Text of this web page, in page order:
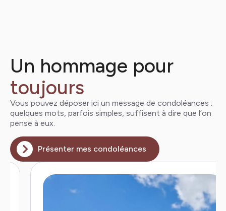
Un hommage pour
toujours
Vous pouvez déposer ici un message de condoléances :
quelques mots, parfois simples, suffisent à dire que l’on
pense à eux.
Présenter mes condoléances